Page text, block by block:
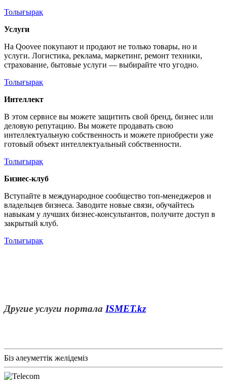
Толығырақ
Услуги
На Qoovee покупают и продают не только товары, но и
услуги. Логистика, реклама, маркетинг, ремонт техники,
страхование, бытовые услуги — выбирайте что угодно.
Толығырақ
Интеллект
В этом сервисе вы можете защитить свой бренд, бизнес или
деловую репутацию. Вы можете продавать свою
интеллектуальную собственность и можете приобрести уже
готовый объект интеллектуальный собственности.
Толығырақ
Бизнес-клуб
Вступайте в международное сообщество топ-менеджеров и
владельцев бизнеса. Заводите новые связи, обучайтесь
навыкам у лучших бизнес-консультантов, получите доступ в
закрытый клуб.
Толығырақ
Другие услуги портала ISMET.kz
Біз әлеуметтік желідеміз